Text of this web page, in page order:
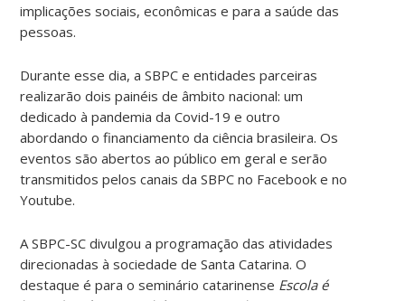
implicações sociais, econômicas e para a saúde das
pessoas.
Durante esse dia, a SBPC e entidades parceiras
realizarão dois painéis de âmbito nacional: um
dedicado à pandemia da Covid-19 e outro
abordando o financiamento da ciência brasileira. Os
eventos são abertos ao público em geral e serão
transmitidos pelos canais da SBPC no Facebook e no
Youtube.
A SBPC-SC divulgou a programação das atividades
direcionadas à sociedade de Santa Catarina. O
destaque é para o seminário catarinense Escola é